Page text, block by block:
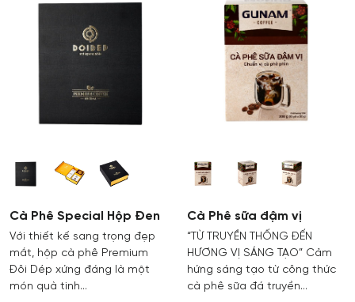
Cà Phê Special Hộp Đen
Với thiết kế sang trọng đẹp
mắt, hộp cà phê Premium
Đôi Dép xứng đáng là một
món quà tinh…
Cà Phê sữa đậm vị
“TỪ TRUYỀN THỐNG ĐẾN
HƯƠNG VỊ SÁNG TẠO” Cảm
hứng sáng tạo từ công thức
cà phê sữa đá truyền…